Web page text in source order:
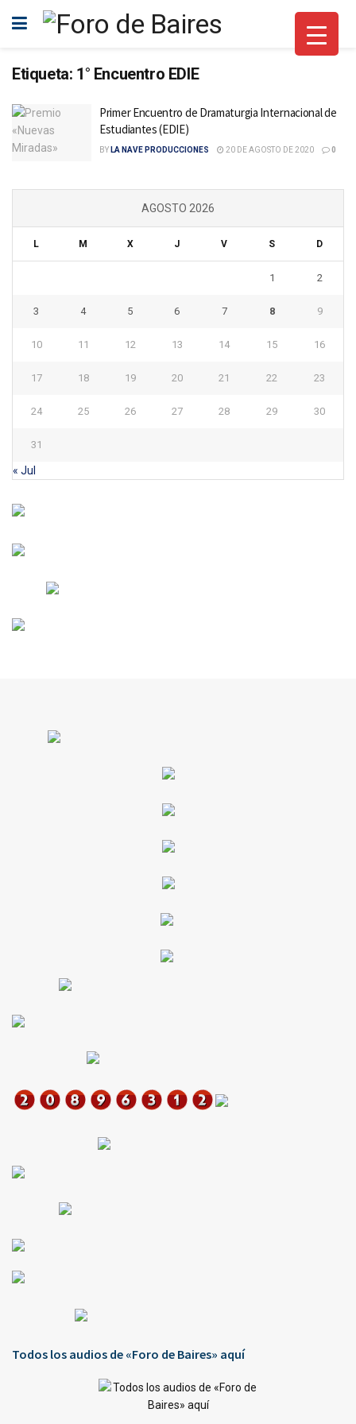
Etiqueta: 1° Encuentro EDIE
Primer Encuentro de Dramaturgia Internacional de
Estudiantes (EDIE)
BY LA NAVE PRODUCCIONES 20 DE AGOSTO DE 2020 0
AGOSTO 2026
L M X J V S D
1 2
3 4 5 6 7 8 9
10 11 12 13 14 15 16
17 18 19 20 21 22 23
24 25 26 27 28 29 30
31
« Jul
Todos los audios de «Foro de Baires» aquí